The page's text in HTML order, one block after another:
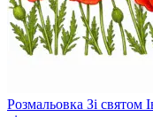
Розмальовка Зі святом